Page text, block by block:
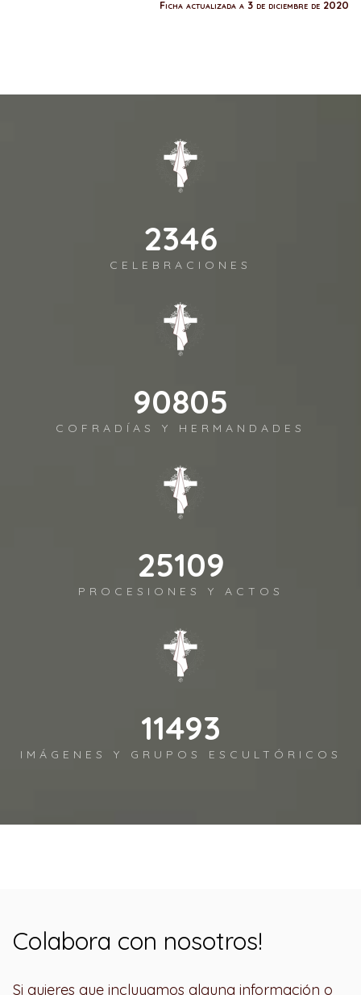
Ficha actualizada a 3 de diciembre de 2020
2541
CELEBRACIONES
98372
COFRADÍAS Y HERMANDADES
27202
PROCESIONES Y ACTOS
12450
IMÁGENES Y GRUPOS ESCULTÓRICOS
Colabora con nosotros!
Si quieres que incluyamos alguna información o